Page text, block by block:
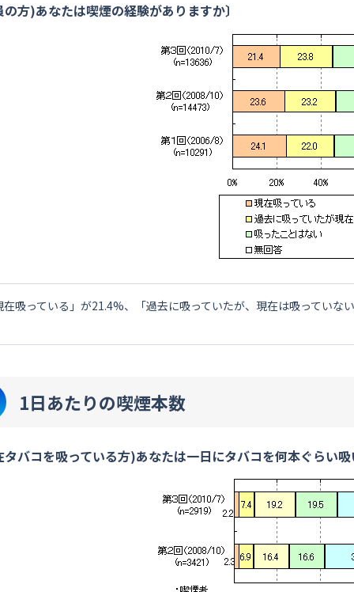
方)あなたは喫煙の経験がありますか〕
在吸っている」が21.4%、「過去に吸っていたが、現在は吸ってい
1日あたりの喫煙本数
タバコを吸っている方)あなたは一日にタバコを何本ぐらい